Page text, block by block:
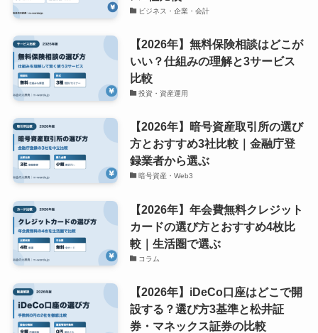
ビジネス・企業・会計
【2026年】無料保険相談はどこが
いい？仕組みの理解と3サービス
比較
投資・資産運用
【2026年】暗号資産取引所の選び
方とおすすめ3社比較｜金融庁登
録業者から選ぶ
暗号資産・Web3
【2026年】年会費無料クレジット
カードの選び方とおすすめ4枚比
較｜生活圏で選ぶ
コラム
【2026年】iDeCo口座はどこで開
設する？選び方3基準と松井証
券・マネックス証券の比較